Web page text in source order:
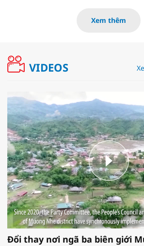
Xem thêm
VIDEOS
Đổi thay nơi ngã ba biên giới